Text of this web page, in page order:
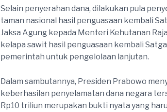
Selain penyerahan dana, dilakukan pula
taman nasional hasil penguasaan kembali
Jaksa Agung kepada Menteri Kehutanan
kelapa sawit hasil penguasaan kembali
pemerintah untuk pengelolaan lanjutan.
Dalam sambutannya, Presiden Prabowo
keberhasilan penyelamatan dana negara
Rp10 triliun merupakan bukti nyata yang